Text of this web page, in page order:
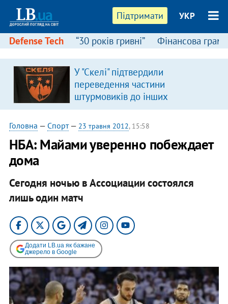
Підтримати УКР
Defense Tech “30 років гривні” Фінансова
У "Скелі" підтвердили
переведення частини
штурмовиків до інших
підрозділів
Головна — Спорт— 23 травня 2012, 15:58
НБА: Майами уверенно побеждает
дома
Сегодня ночью в Ассоциации состоялся
лишь один матч
Додати LB.ua як бажане
джерело в Google